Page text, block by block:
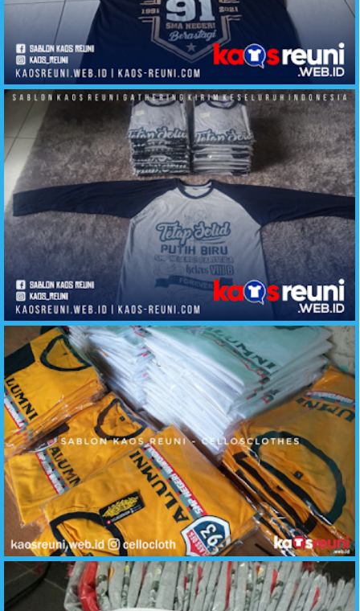
Alumni Kaos Berastagi SMA Negeri Angkatan 91
Kaos Reuni Tetap Solid Alumni SMP Negeri 2 Parittiga
Reuni Alumni SMP Negeri - Contoh Desain Kaos Reuni - KaosReuni.web.id